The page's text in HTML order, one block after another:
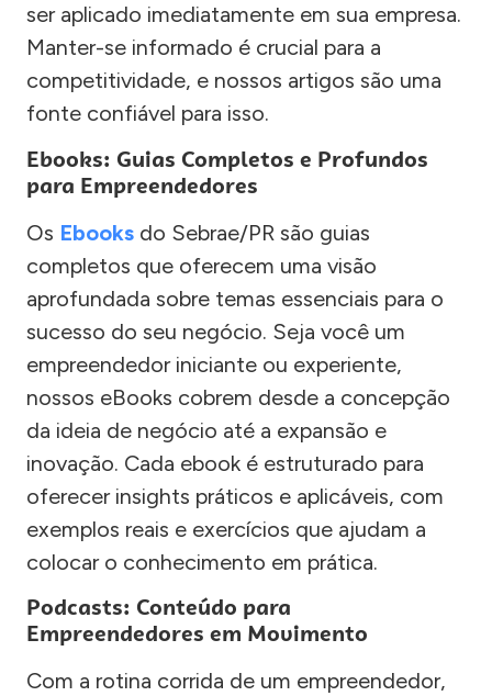
ser aplicado imediatamente em sua empresa.
Manter-se informado é crucial para a
competitividade, e nossos artigos são uma
fonte confiável para isso.
Ebooks: Guias Completos e Profundos
para Empreendedores
Os Ebooks do Sebrae/PR são guias
completos que oferecem uma visão
aprofundada sobre temas essenciais para o
sucesso do seu negócio. Seja você um
empreendedor iniciante ou experiente,
nossos eBooks cobrem desde a concepção
da ideia de negócio até a expansão e
inovação. Cada ebook é estruturado para
oferecer insights práticos e aplicáveis, com
exemplos reais e exercícios que ajudam a
colocar o conhecimento em prática.
Podcasts: Conteúdo para
Empreendedores em Movimento
Com a rotina corrida de um empreendedor,